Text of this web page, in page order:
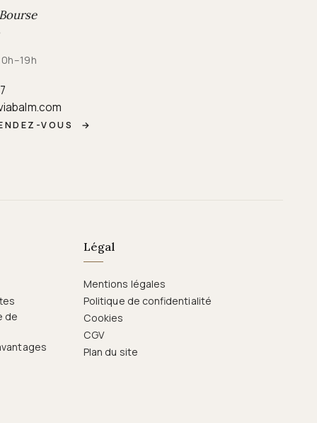
VOUS →
de
Légal
Mentions légales
Politique de confidentialité
Cookies
CGV
Plan du site